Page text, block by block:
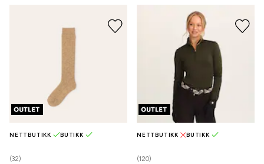
(32)
NETTBUTIKK BUTIKK
(120)
NETTBUTIKK BUTIKK